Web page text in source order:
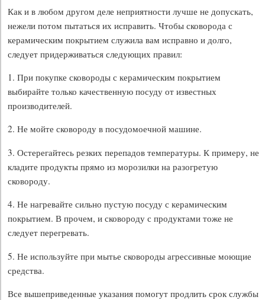
Как и в любом другом деле неприятности лучше не допускать,
нежели потом пытаться их исправить. Чтобы сковорода с
керамическим покрытием служила вам исправно и долго,
следует придерживаться следующих правил:
1. При покупке сковороды с керамическим покрытием
выбирайте только качественную посуду от известных
производителей.
2. Не мойте сковороду в посудомоечной машине.
3. Остерегайтесь резких перепадов температуры. К примеру, не
кладите продукты прямо из морозилки на разогретую
сковороду.
4. Не нагревайте сильно пустую посуду с керамическим
покрытием. В прочем, и сковороду с продуктами тоже не
следует перегревать.
5. Не используйте при мытье сковороды агрессивные моющие
средства.
Все вышеприведенные указания помогут продлить срок службы